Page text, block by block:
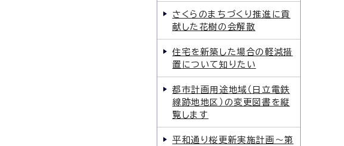
さくらのまちづくり推進に貢
献した花樹の会解散
住宅を新築した場合の軽減措
置について知りたい
都市計画用途地域（日立電鉄
線跡地地区）の変更図書を縦
覧します
平和通り桜更新実施計画〜第